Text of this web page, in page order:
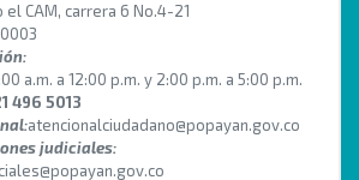
el CAM, carrera 6 No.4-21
a.m. a 12:00 p.m. y 2:00 p.m. a 5:00 p.m.
496 5013
atencionalciudadano@popayan.gov.co
judiciales: